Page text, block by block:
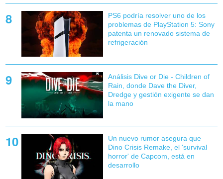
PS6 podría resolver uno de los
problemas de PlayStation 5: Sony
patenta un renovado sistema de
refrigeración
Análisis Dive or Die - Children of
Rain, donde Dave the Diver,
Dredge y gestión exigente se dan
la mano
Un nuevo rumor asegura que
Dino Crisis Remake, el 'survival
horror' de Capcom, está en
desarrollo